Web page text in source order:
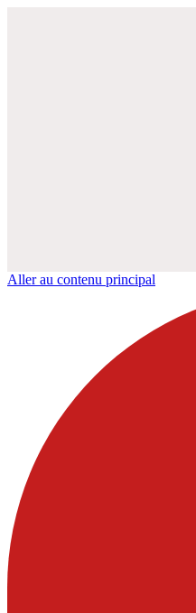
Aller au contenu principal